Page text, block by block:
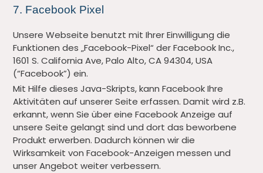
7. Facebook Pixel
Unsere Webseite benutzt mit Ihrer Einwilligung die
Funktionen des „Facebook-Pixel“ der Facebook Inc.,
1601 S. California Ave, Palo Alto, CA 94304, USA
(“Facebook”) ein.
Mit Hilfe dieses Java-Skripts, kann Facebook Ihre
Aktivitäten auf unserer Seite erfassen. Damit wird z.B.
erkannt, wenn Sie über eine Facebook Anzeige auf
unsere Seite gelangt sind und dort das beworbene
Produkt erwerben. Dadurch können wir die
Wirksamkeit von Facebook-Anzeigen messen und
unser Angebot weiter verbessern.